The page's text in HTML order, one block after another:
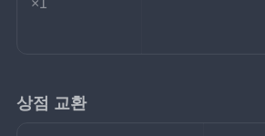
×1
상점 교환